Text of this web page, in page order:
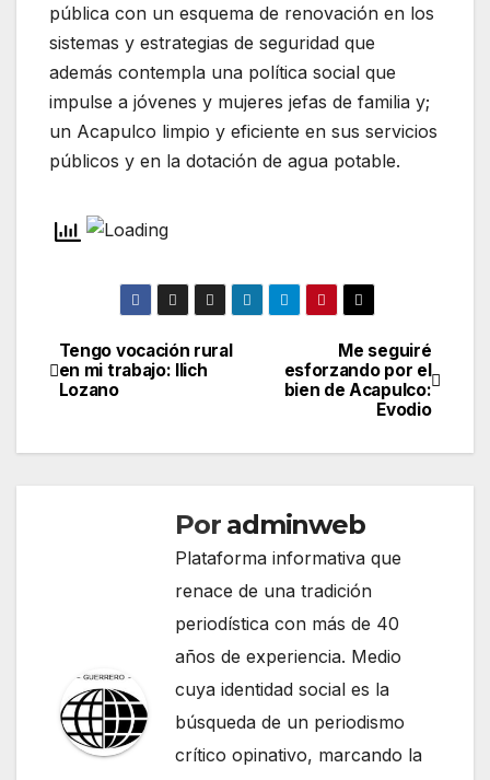
pública con un esquema de renovación en los
sistemas y estrategias de seguridad que
además contempla una política social que
impulse a jóvenes y mujeres jefas de familia y;
un Acapulco limpio y eficiente en sus servicios
públicos y en la dotación de agua potable.
Navegación
de
entradas
Me seguiré
esforzando por el
bien de Acapulco:
Evodio
Tengo vocación rural
en mi trabajo: Ilich
Lozano
Por adminweb
Plataforma informativa que
renace de una tradición
periodística con más de 40
años de experiencia. Medio
cuya identidad social es la
búsqueda de un periodismo
crítico opinativo, marcando la